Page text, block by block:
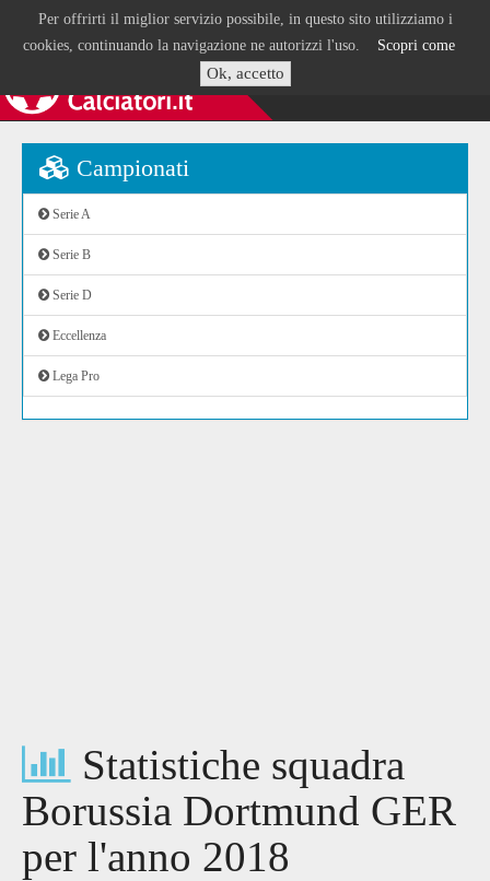
Per offrirti il miglior servizio possibile, in questo sito utilizziamo i
cookies, continuando la navigazione ne autorizzi l'uso. Scopri come
Ok, accetto
Campionati
Serie A
Serie B
Serie D
Eccellenza
Lega Pro
Statistiche squadra
Borussia Dortmund GER
per l'anno 2018